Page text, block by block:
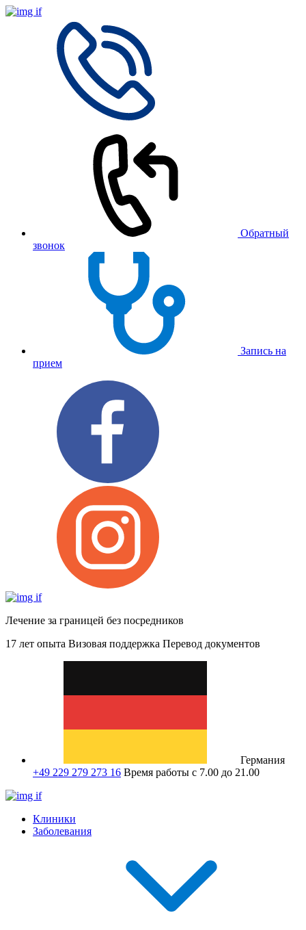
Обратный
звонок
Запись на
прием
Лечение за границей без посредников
17 лет опыта Визовая поддержка Перевод документов
Германия
+49 229 279 273 16 Время работы с 7.00 до 21.00
Клиники
Заболевания